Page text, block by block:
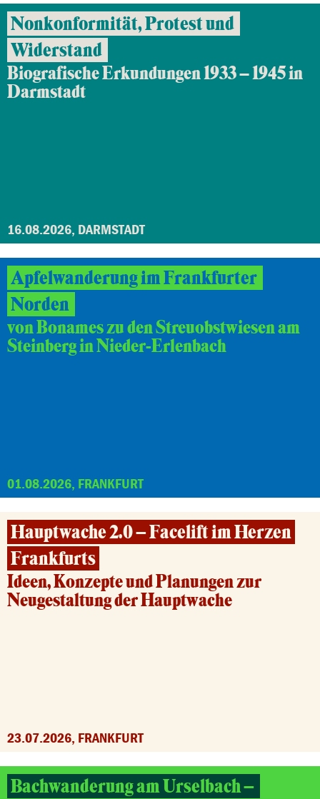
Nonkonformität, Protest und
Widerstand
Biografische Erkundungen 1933 – 1945 in
Darmstadt
16.08.2026, DARMSTADT
Apfelwanderung im Frankfurter
Norden
von Bonames zu den Streuobstwiesen am
Steinberg in Nieder-Erlenbach
01.08.2026, FRANKFURT
Hauptwache 2.0 – Facelift im Herzen
Frankfurts
Ideen, Konzepte und Planungen zur
Neugestaltung der Hauptwache
23.07.2026, FRANKFURT
Bachwanderung am Urselbach –